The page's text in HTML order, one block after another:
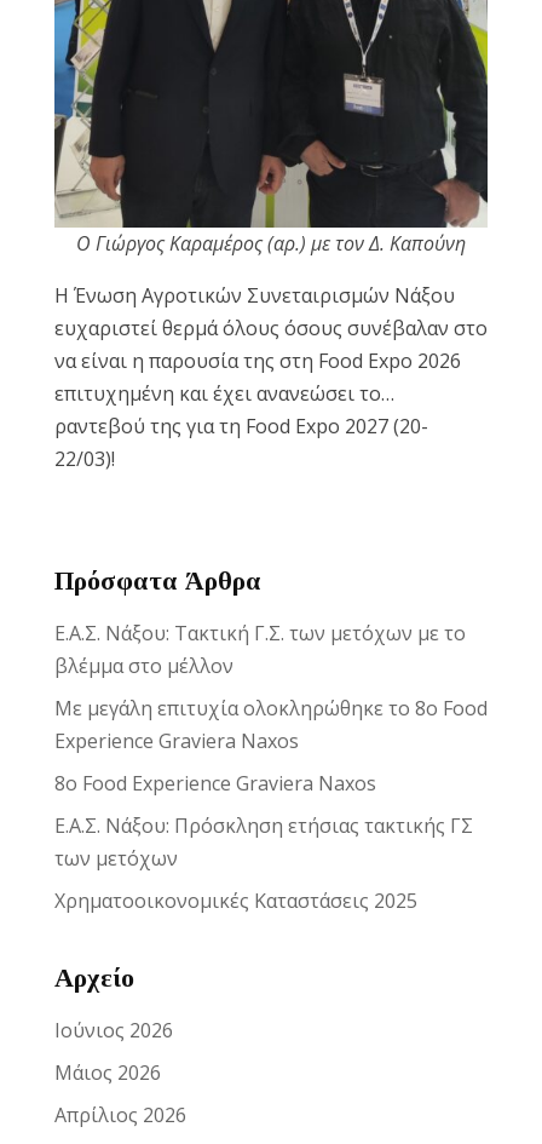
Ο Γιώργος Καραμέρος (αρ.) με τον Δ. Καπούνη
Η Ένωση Αγροτικών Συνεταιρισμών Νάξου
ευχαριστεί θερμά όλους όσους συνέβαλαν στο
να είναι η παρουσία της στη Food Expo 2026
επιτυχημένη και έχει ανανεώσει το…
ραντεβού της για τη Food Expo 2027 (20-
22/03)!
Πρόσφατα Άρθρα
Ε.Α.Σ. Νάξου: Τακτική Γ.Σ. των μετόχων με το
βλέμμα στο μέλλον
Με μεγάλη επιτυχία ολοκληρώθηκε το 8ο Food
Experience Graviera Naxos
8ο Food Experience Graviera Naxos
Ε.Α.Σ. Νάξου: Πρόσκληση ετήσιας τακτικής ΓΣ
των μετόχων
Χρηματοοικονομικές Καταστάσεις 2025
Αρχείο
Ιούνιος 2026
Μάιος 2026
Απρίλιος 2026